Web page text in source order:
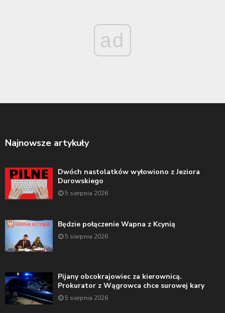
ad
Najnowsze artykuły
Dwóch nastolatków wyłowiono z Jeziora
Durowskiego
5 sierpnia 2026
Będzie połączenie Wapna z Kcynią
5 sierpnia 2026
Pijany obcokrajowiec za kierownicą.
Prokurator z Wągrowca chce surowej kary
5 sierpnia 2026